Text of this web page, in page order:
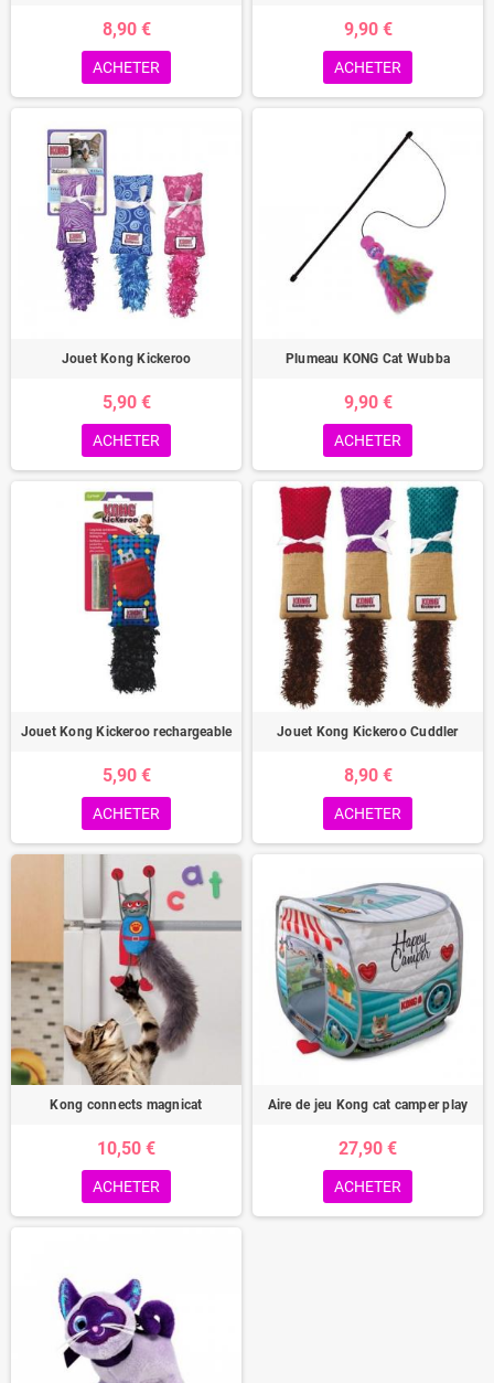
8,90 €
ACHETER
9,90 €
ACHETER
Jouet Kong Kickeroo
5,90 €
ACHETER
Plumeau KONG Cat Wubba
9,90 €
ACHETER
Jouet Kong Kickeroo rechargeable
5,90 €
ACHETER
Jouet Kong Kickeroo Cuddler
8,90 €
ACHETER
Kong connects magnicat
10,50 €
ACHETER
Aire de jeu Kong cat camper play
27,90 €
ACHETER